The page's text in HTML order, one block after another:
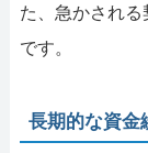
た、急かされ
です。
長期的な資金